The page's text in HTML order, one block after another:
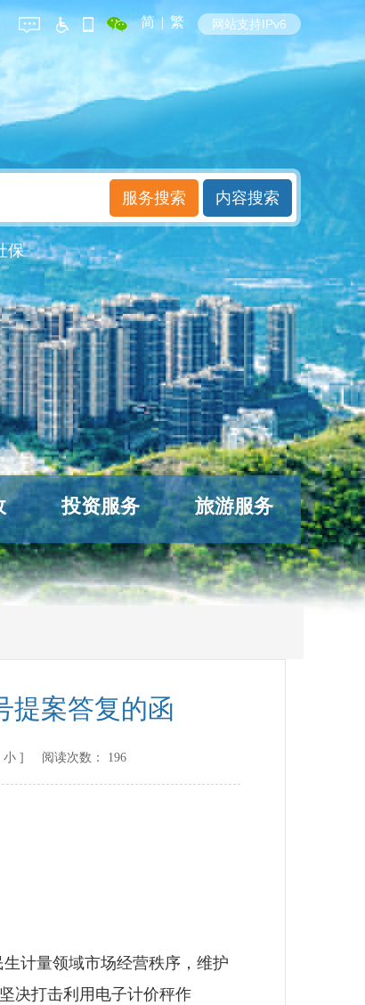
简 | 繁 网站支持IPv6
保
投资服务 旅游服务
提案答复的函
小 ] 阅读次数： 196
计量领域市场经营秩序，维护
决打击利用电子计价秤作